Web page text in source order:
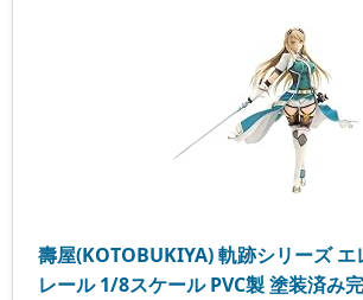
壽屋(KOTOBUKIYA) 軌跡シリーズ エ
レール 1/8スケール PVC製 塗装済み